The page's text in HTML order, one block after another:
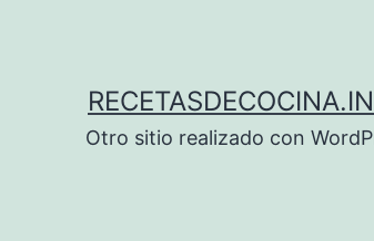
Otro sitio realizado con